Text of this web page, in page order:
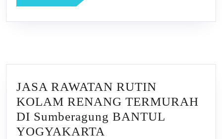
MORE
JASA RAWATAN RUTIN
KOLAM RENANG TERMURAH
DI Sumberagung BANTUL
YOGYAKARTA